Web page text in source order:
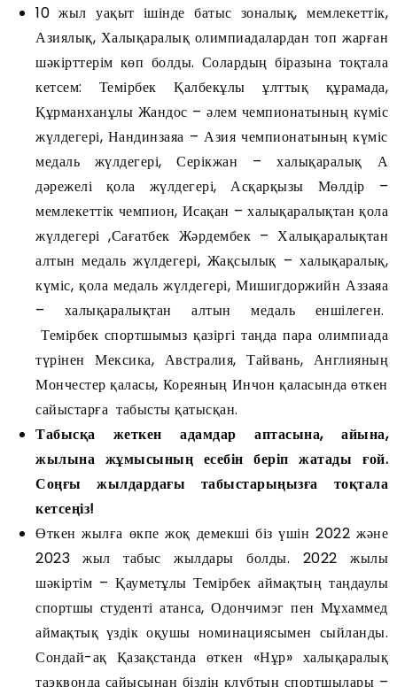
10 жыл уақыт ішінде батыс зоналық, мемлекеттік,
Азиялық, Халықаралық олимпиадалардан топ жарған
шәкірттерім көп болды. Солардың біразына тоқтала
кетсем: Темірбек Қалбекұлы ұлттық құрамада,
Құрманханұлы Жандос – әлем чемпионатының күміс
жүлдегері, Нандинзаяа – Азия чемпионатының күміс
медаль жүлдегері, Серікжан – халықаралық А
дәрежелі қола жүлдегері, Асқарқызы Мөлдір –
мемлекеттік чемпион, Исақан – халықаралықтан қола
жүлдегері ,Сағатбек Жәрдембек – Халықаралықтан
алтын медаль жүлдегері, Жақсылық – халықаралық,
күміс, қола медаль жүлдегері, Мишигдоржийн Аззаяа
– халықаралықтан алтын медаль еншілеген.
Темірбек спортшымыз қазіргі таңда пара олимпиада
түрінен Мексика, Австралия, Тайвань, Англияның
Мончестер қаласы, Кореяның Инчон қаласында өткен
сайыстарға табысты қатысқан.
Табысқа жеткен адамдар аптасына, айына,
жылына жұмысының есебін беріп жатады ғой.
Соңғы жылдардағы табыстарыңызға тоқтала
кетсеңіз!
Өткен жылға өкпе жоқ демекші біз үшін 2022 және
2023 жыл табыс жылдары болды. 2022 жылы
шәкіртім – Қауметұлы Темірбек аймақтың таңдаулы
спортшы студенті атанса, Одончимэг пен Мұхаммед
аймақтық үздік оқушы номинациясымен сыйланды.
Сондай-ақ Қазақстанда өткен «Нұр» халықаралық
таэквонда сайысынан біздің клубтың спортшылары –